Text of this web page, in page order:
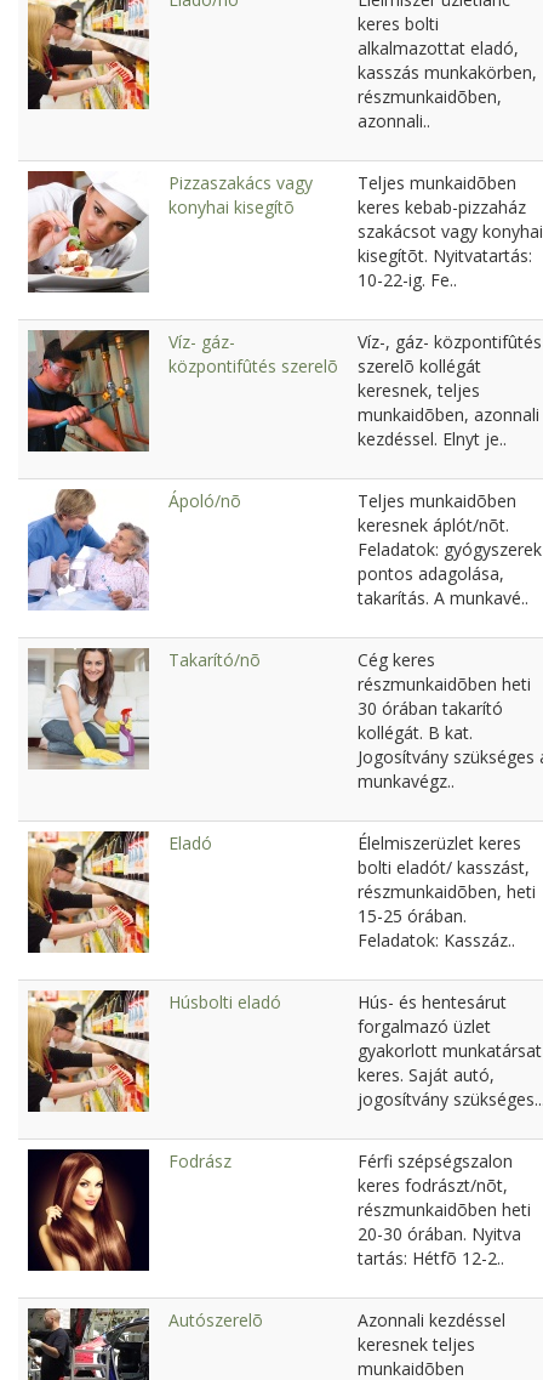
keres bolti
alkalmazottat eladó,
kasszás munkakörben,
részmunkaidõben,
azonnali..
Pizzaszakács vagy
konyhai kisegítõ
Teljes munkaidõben
keres kebab-pizzaház
szakácsot vagy konyhai
kisegítõt. Nyitvatartás:
10-22-ig. Fe..
Víz- gáz-
központifûtés szerelõ
Víz-, gáz- központifûtés
szerelõ kollégát
keresnek, teljes
munkaidõben, azonnali
kezdéssel. Elnyt je..
Ápoló/nõ
Teljes munkaidõben
keresnek áplót/nõt.
Feladatok: gyógyszerek
pontos adagolása,
takarítás. A munkavé..
Takarító/nõ
Cég keres
részmunkaidõben heti
30 órában takarító
kollégát. B kat.
Jogosítvány szükséges
munkavégz..
Eladó
Élelmiszerüzlet keres
bolti eladót/ kasszást,
részmunkaidõben, heti
15-25 órában.
Feladatok: Kasszáz..
Húsbolti eladó
Hús- és hentesárut
forgalmazó üzlet
gyakorlott munkatársat
keres. Saját autó,
jogosítvány
Fodrász
Férfi szépségszalon
keres fodrászt/nõt,
részmunkaidõben heti
20-30 órában. Nyitva
tartás: Hétfõ 12-2..
Autószerelõ
Azonnali kezdéssel
keresnek teljes
munkaidõben